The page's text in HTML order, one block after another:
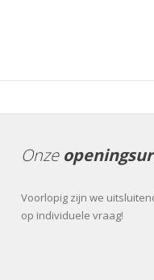
Onze
Voorlopig zijn we
op individuele vraag!